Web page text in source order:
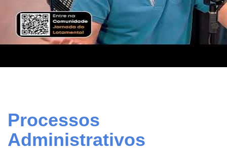
Processos
Administrativos